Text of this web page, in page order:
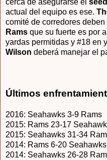
cerca de asegurarse el
actual del equipo es ese.
comité de corredores
Rams que su fuerte es por
yardas permitidas y #18 en
Wilson deberá manejar el
Últimos
2016: Seahawks 3-9 Rams
2015: Rams 23-17 Sea
2015: Seahawks 31-34
2014: Rams 6-20 Seahawks
2014: Seahawks 26-28